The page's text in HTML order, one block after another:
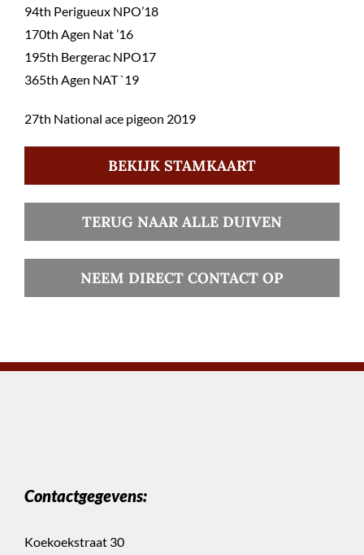
94th Perigueux NPO’18
170th Agen Nat ’16
195th Bergerac NPO17
365th Agen NAT `19
27th National ace pigeon 2019
BEKIJK STAMKAART
TERUG NAAR ALLE DUIVEN
NEEM DIRECT CONTACT OP
Contactgegevens:
Koekoekstraat 30